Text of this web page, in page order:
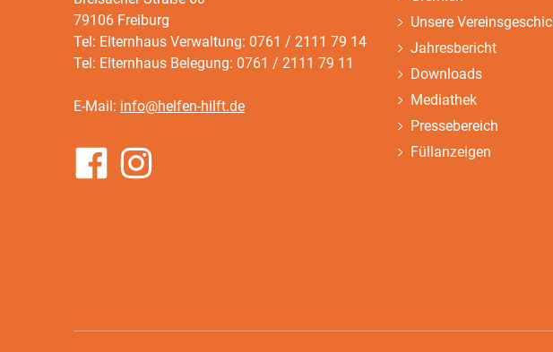
79106 Freiburg
Tel: Elternhaus Verwaltung: 0761 / 2111 79 14
Tel: Elternhaus Belegung: 0761 / 2111 79 11
E-Mail: info@helfen-hilft.de
Unsere
Jahresbericht
Downloads
Mediathek
Pressebereich
Füllanzeigen